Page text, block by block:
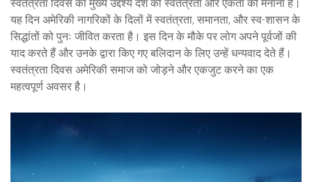
स्वतंत्रता दिवस का मुख्य उद्देश्य देश की स्वतंत्रता और एकता को मनाना है।
यह दिन अमेरिकी नागरिकों के दिलों में स्वतंत्रता, समानता, और स्व-शासन के
सिद्धांतों को पुनः जीवित करता है। इस दिन के मौके पर लोग अपने पूर्वजों की
याद करते हैं और उनके द्वारा किए गए बलिदान के लिए उन्हें धन्यवाद देते हैं।
स्वतंत्रता दिवस अमेरिकी समाज को जोड़ने और एकजुट करने का एक
महत्वपूर्ण अवसर है।